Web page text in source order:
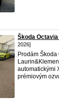
Škoda Octavia
2026]
Prodám Škoda
automatickými
prémiovým